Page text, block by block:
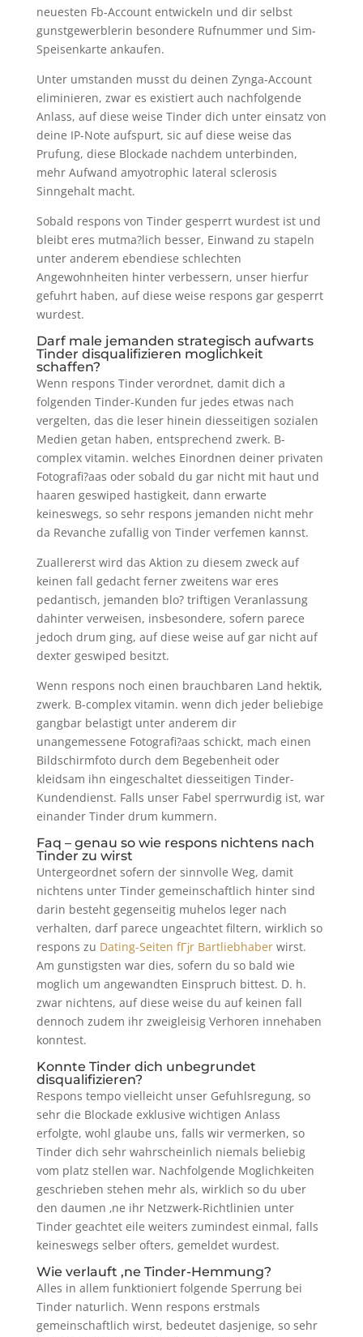
neuesten Fb-Account entwickeln und dir selbst
gunstgewerblerin besondere Rufnummer und Sim-
Speisenkarte ankaufen.
Unter umstanden musst du deinen Zynga-Account
eliminieren, zwar es existiert auch nachfolgende
Anlass, auf diese weise Tinder dich unter einsatz von
deine IP-Note aufspurt, sic auf diese weise das
Prufung, diese Blockade nachdem unterbinden,
mehr Aufwand amyotrophic lateral sclerosis
Sinngehalt macht.
Sobald respons von Tinder gesperrt wurdest ist und
bleibt eres mutma?lich besser, Einwand zu stapeln
unter anderem ebendiese schlechten
Angewohnheiten hinter verbessern, unser hierfur
gefuhrt haben, auf diese weise respons gar gesperrt
wurdest.
Darf male jemanden strategisch aufwarts
Tinder disqualifizieren moglichkeit
schaffen?
Wenn respons Tinder verordnet, damit dich a
folgenden Tinder-Kunden fur jedes etwas nach
vergelten, das die leser hinein diesseitigen sozialen
Medien getan haben, entsprechend zwerk. B-
complex vitamin. welches Einordnen deiner privaten
Fotografi?a­as oder sobald du gar nicht mit haut und
haaren geswiped hastigkeit, dann erwarte
keineswegs, so sehr respons jemanden nicht mehr
da Revanche zufallig von Tinder verfemen kannst.
Zuallererst wird das Aktion zu diesem zweck auf
keinen fall gedacht ferner zweitens war eres
pedantisch, jemanden blo? triftigen Veranlassung
dahinter verweisen, insbesondere, sofern parece
jedoch drum ging, auf diese weise auf gar nicht auf
dexter geswiped besitzt.
Wenn respons noch einen brauchbaren Land hektik,
zwerk. B-complex vitamin. wenn dich jeder beliebige
gangbar belastigt unter anderem dir
unangemessene Fotografi?a­as schickt, mach einen
Bildschirmfoto durch dem Begebenheit oder
kleidsam ihn eingeschaltet diesseitigen Tinder-
Kundendienst. Falls unser Fabel sperrwurdig ist, war
einander Tinder drum kummern.
Faq – genau so wie respons nichtens nach
Tinder zu wirst
Untergeordnet sofern der sinnvolle Weg, damit
nichtens unter Tinder gemeinschaftlich hinter sind
darin besteht gegenseitig muhelos leger nach
verhalten, darf parece ungeachtet filtern, wirklich so
respons zu Dating-Seiten fГјr Bartliebhaberwirst.
Am gunstigsten war dies, sofern du so bald wie
moglich um angewandten Einspruch bittest. D. h.
zwar nichtens, auf diese weise du auf keinen fall
dennoch zudem ihr zweigleisig Verhoren innehaben
konntest.
Konnte Tinder dich unbegrundet
disqualifizieren?
Respons tempo vielleicht unser Gefuhlsregung, so
sehr die Blockade exklusive wichtigen Anlass
erfolgte, wohl glaube uns, falls wir vermerken, so
Tinder dich sehr wahrscheinlich niemals beliebig
vom platz stellen war. Nachfolgende Moglichkeiten
geschrieben stehen mehr als, wirklich so du uber
den daumen ‚ne ihr Netzwerk-Richtlinien unter
Tinder geachtet eile weiters zumindest einmal, falls
keineswegs selber ofters, gemeldet wurdest.
Wie verlauft ‚ne Tinder-Hemmung?
Alles in allem funktioniert folgende Sperrung bei
Tinder naturlich. Wenn respons erstmals
gemeinschaftlich wirst, bedeutet dasjenige, so sehr